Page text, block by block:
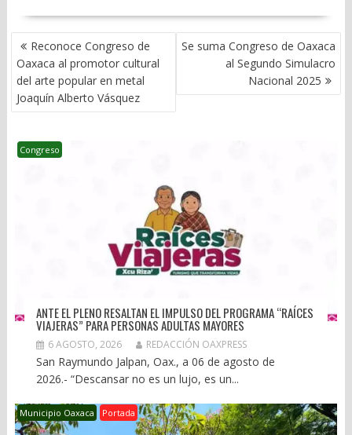
NAVEGACIÓN
DE
ENTRADAS
Reconoce Congreso de
Oaxaca al promotor cultural
del arte popular en metal
Joaquín Alberto Vásquez
Se suma Congreso de Oaxaca
al Segundo Simulacro
Nacional 2025
Congreso
ANTE EL PLENO RESALTAN EL IMPULSO DEL PROGRAMA “RAÍCES
VIAJERAS” PARA PERSONAS ADULTAS MAYORES
6 AGOSTO, 2026 REDACCIÓN OAXPRESS
San Raymundo Jalpan, Oax., a 06 de agosto de
2026.- “Descansar no es un lujo, es un...
Municipio Oaxaca Portada